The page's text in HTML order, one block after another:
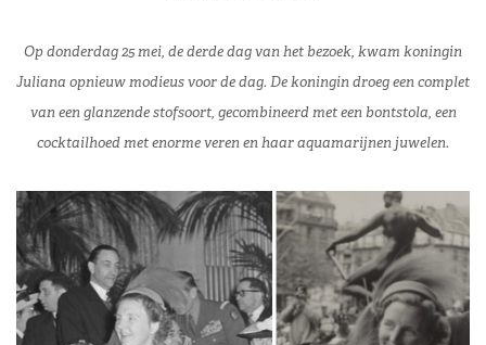
Op donderdag 25 mei, de derde dag van het bezoek, kwam koningin
Juliana opnieuw modieus voor de dag. De koningin droeg een complet
van een glanzende stofsoort, gecombineerd met een bontstola, een
cocktailhoed met enorme veren en haar aquamarijnen juwelen.